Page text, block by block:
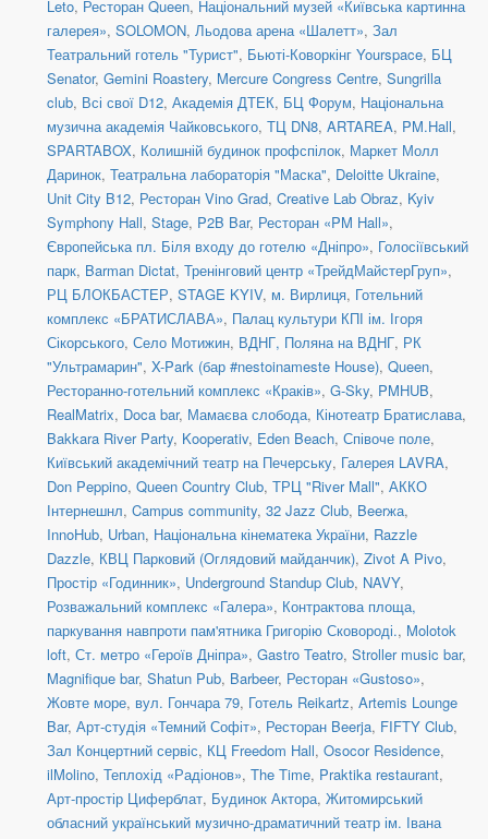
Leto, Ресторан Queen, Національний музей «Київська картинна
галерея», SOLOMON, Льодова арена «Шалетт», Зал
Театральний готель "Турист", Бьюті-Коворкінг Yourspace, БЦ
Senator, Gemini Roastery, Mercure Congress Centre, Sungrilla
club, Всі свої D12, Академія ДТЕК, БЦ Форум, Національна
музична академія Чайковського, ТЦ DN8, ARTAREA, PM.Hall,
SPARTABOX, Колишній будинок профспілок, Маркет Молл
Даринок, Театральна лабораторія "Маска", Deloitte Ukraine,
Unit City B12, Ресторан Vino Grad, Creative Lab Obraz, Kyiv
Symphony Hall, Stage, P2B Bar, Ресторан «PM Hall»,
Європейська пл. Біля входу до готелю «Дніпро», Голосіївський
парк, Barman Dictat, Тренінговий центр «ТрейдМайстерГруп»,
РЦ БЛОКБАСТЕР, STAGE KYIV, м. Вирлиця, Готельний
комплекс «БРАТИСЛАВА», Палац культури КПІ ім. Ігоря
Сікорського, Село Мотижин, ВДНГ, Поляна на ВДНГ, РК
"Ультрамарин", X-Park (бар #nestoinameste House), Queen,
Ресторанно-готельний комплекс «Краків», G-Sky, PMHUB,
RealMatrix, Doca bar, Мамаєва слобода, Кінотеатр Братислава,
Bakkara River Party, Kooperativ, Eden Beach, Співоче поле,
Київський академічний театр на Печерську, Галерея LAVRA,
Don Peppino, Queen Country Club, ТРЦ "River Mall", АККО
Інтернешнл, Campus community, 32 Jazz Club, Beerжа,
InnoHub, Urban, Національна кінематека України, Razzle
Dazzle, КВЦ Парковий (Оглядовий майданчик), Zivot A Pivo,
Простір «Годинник», Underground Standup Club, NAVY,
Розважальний комплекс «Галера», Контрактова площа,
паркування навпроти пам'ятника Григорію Сковороді., Molotok
loft, Ст. метро «Героїв Дніпра», Gastro Teatro, Stroller music bar,
Magnifique bar, Shatun Pub, Barbeer, Ресторан «Gustoso»,
Жовте море, вул. Гончара 79, Готель Reikartz, Artemis Lounge
Bar, Арт-студія «Темний Софіт», Ресторан Beerja, FIFTY Club,
Зал Концертний сервіс, КЦ Freedom Hall, Osocor Residence,
ilMolino, Теплохід «Радіонов», The Time, Praktika restaurant,
Арт-простір Циферблат, Будинок Актора, Житомирський
обласний український музично-драматичний театр ім. Івана